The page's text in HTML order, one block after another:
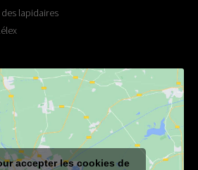
des lapidaires
accepter les cookies de